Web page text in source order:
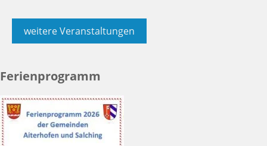
weitere Veranstaltungen
Ferienprogramm